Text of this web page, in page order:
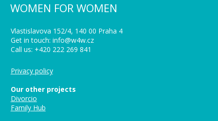
WOMEN FOR WOMEN
Vlastislavova 152/4, 140 00 Praha 4
Get in touch: info@w4w.cz
Call us: +420 222 269 841
Privacy policy
Our other projects
Divorcio
Family Hub